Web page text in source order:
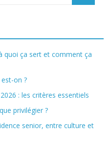
quoi ça sert et comment ça
on ?
: les critères essentiels
privilégier ?
senior, entre culture et